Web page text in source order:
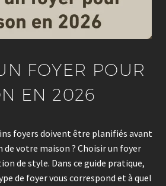
FOYER POUR
EN 2026
foyers doivent être planifiés avant
votre maison ? Choisir un foyer
de style. Dans ce guide pratique,
de foyer vous correspond et à quel